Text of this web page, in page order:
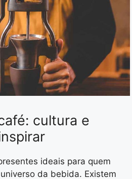
cultura e
ideais para quem
da bebida. Existem